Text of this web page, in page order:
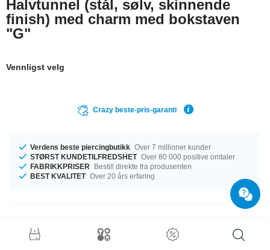
Halvtunnel (stål, sølv, skinnende
finish) med charm med bokstaven
"G"
Vennligst velg
Crazy beste-pris-garanti
Verdens beste piercingbutikk Over 7 millioner kunder
STØRST KUNDETILFREDSHET Over 80 000 positive omtaler
FABRIKKPRISER
Bestill direkte fra produsenten
BEST KVALITET Over 20 års erfaring
Produktdetaljer